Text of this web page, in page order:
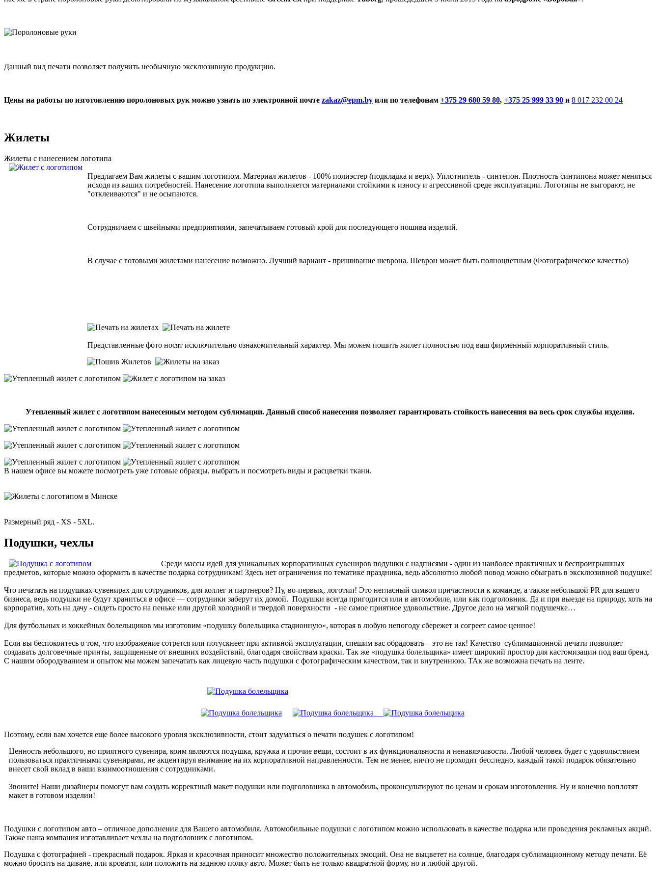
Данный вид печати позволяет получить необычную эксклюзивную продукцию.
Цены на работы по изготовлению поролоновых рук можно узнать по электронной почте zakaz@epm.by или по телефонам +375 29 680 59 80, +375 25 999 33 90 и 8 017 232 00 24
Жилеты
Жилеты с нанесением логотипа
Предлагаем Вам жилеты с вашим логотипом. Материал жилетов - 100% полиэстер (подкладка и верх). Уплотнитель - синтепон. Плотность синтипона может меняться
исходя из ваших потребностей. Нанесение логотипа выполняется материалами стойкими к износу и агрессивной среде эксплуатации. Логотипы не выгорают, не
"отклеиваются" и не осыпаются.
Сотрудничаем с швейными предприятиями, запечатываем готовый крой для последующего пошива изделий.
В случае с готовыми жилетами нанесение возможно. Лучший вариант - пришивание шеврона. Шеврон может быть полноцветным (Фотографическое качество)
Представленные фото носят исключительно ознакомительный характер. Мы можем пошить жилет полностью под ваш фирменный корпоративный стиль.
Утепленный жилет с логотипом нанесенным методом сублимации. Данный способ нанесения позволяет гарантировать стойкость нанесения на весь срок службы изделия.
В нашем офисе вы можете посмотреть уже готовые образцы, выбрать и посмотреть виды и расцветки ткани.
Размерный ряд - XS - 5XL.
Подушки, чехлы
Среди массы идей для уникальных корпоративных сувениров подушки с надписями - один из наиболее практичных и беспроигрышных
предметов, которые можно оформить в качестве подарка сотрудникам! Здесь нет ограничения по тематике праздника, ведь абсолютно любой повод можно обыграть в эксклюзивной подушке!
Что печатать на подушках-сувенирах для сотрудников, для коллег и партнеров? Ну, во-первых, логотип! Это негласный символ причастности к команде, а также небольшой PR для вашего
бизнеса, ведь подушки не будут храниться в офисе — сотрудники заберут их домой. Подушки всегда пригодится или в автомобиле, или как подголовник. Да и при выезде на природу, хоть на
корпоратив, хоть на дачу - сидеть просто на пеньке или другой холодной и твердой поверхности - не самое приятное удовольствие. Другое дело на мягкой подушечке…
Для футбольных и хоккейных болельщиков мы изготовим «подушку болельщика стадионную», которая в любую непогоду сбережет и согреет самое ценное!
Если вы беспокоитесь о том, что изображение сотрется или потускнеет при активной эксплуатации, спешим вас обрадовать – это не так! Качество сублимационной печати позволяет
создавать долговечные принты, защищенные от внешних воздействий, благодаря свойствам краски. Так же «подушка болельщика» имеет широкий простор для кастомизации под ваш бренд.
С нашим обородуванием и опытом мы можем запечатать как лицевую часть подушки с фотографическим качеством, так и внутреннюю. ТАк же возможна печать на ленте.
Поэтому, если вам хочется еще более высокого уровня эксклюзивности, стоит задуматься о печати подушек с логотипом!
Ценность небольшого, но приятного сувенира, коим являются подушка, кружка и прочие вещи, состоит в их функциональности и ненавязчивости. Любой человек будет с удовольствием
пользоваться практичными сувенирами, не акцентируя внимание на их корпоративной направленности. Тем не менее, ничто не проходит бесследно, каждый такой подарок обязательно
внесет свой вклад в ваши взаимоотношения с сотрудниками.
Звоните! Наши дизайнеры помогут вам создать корректный макет подушки или подголовника в автомобиль, проконсультируют по ценам и срокам изготовления. Ну и конечно воплотят
макет в готовом изделии!
Подушки с логотипом авто – отличное дополнения для Вашего автомобиля. Автомобильные подушки с логотипом можно использовать в качестве подарка или проведения рекламных акций.
Также наша компания изготавливает чехлы на подголовник с логотипом.
Подушка с фотографией - прекрасный подарок. Яркая и красочная приносит множество положительных эмоций. Она не выцветет на солнце, благодаря сублимационному методу печати. Её
можно бросить на диване, или кровати, или положить на заднюю полку авто. Может быть не только квадратной форму, но и любой другой.